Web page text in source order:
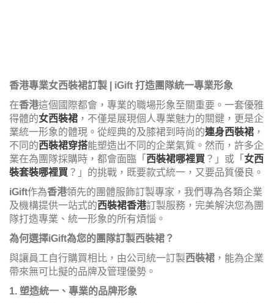
香港專業女西裝裙訂製 | iGift 打造團隊統一專業形象
在香港這個國際都會，專業的職場形象至關重要。一套優雅
得體的女西裝裙 ，不僅是展現個人專業魅力的關鍵，更是企
業統一形象的體現。從經典的及膝裙到時尚的連身西裝裙 ，
不同的西裝裙穿搭能塑造出不同的企業氣質。然而，許多企
業在為團隊採購時，都會面臨「 西裝裙哪裡買 ？」或「 女西
裝套裝哪裡買 ？」的挑戰，既要款式統一，又要品質優良。
iGift作為香港領先的團體服飾訂製專家，我們專為各類企業
及機構提供一站式的西裝裙香港訂製服務，完美解決您為團
隊打造專業、統一形象的所有煩惱。
為何選擇iGift為您的團隊訂製西裝裙？
與讓員工自行購買相比，由公司統一訂製西裝裙 ，能為企業
帶來無可比擬的品牌及管理優勢。
1. 塑造統一、專業的品牌形象